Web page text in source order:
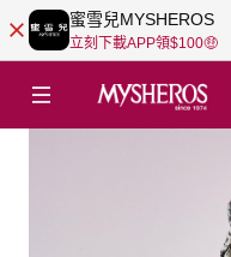
蜜雪兒MYSHEROS
立刻下載APP領$100🤑